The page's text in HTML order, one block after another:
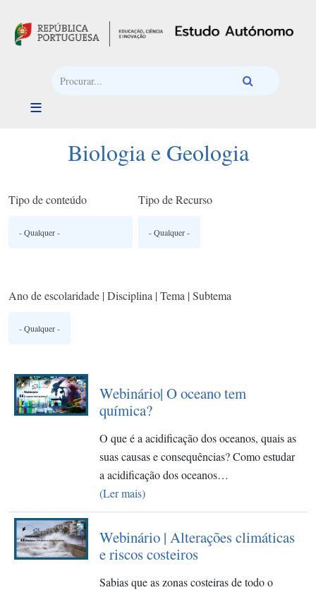
Biologia e Geologia
Tipo de conteúdo Tipo de Recurso
Ano de escolaridade | Disciplina | Tema | Subtema
Webinário| O oceano tem
química?
O que é a acidificação dos oceanos, quais as
suas causas e consequências? Como estudar
a acidificação dos oceanos…
(Ler mais)
Webinário | Alterações climáticas
e riscos costeiros
Sabias que as zonas costeiras de todo o